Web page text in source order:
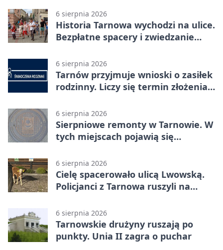
6 sierpnia 2026
Historia Tarnowa wychodzi na ulice.
Bezpłatne spacery i zwiedzanie
6 sierpnia 2026
Tarnów przyjmuje wnioski o zasiłek
rodzinny. Liczy się termin złożenia
6 sierpnia 2026
Sierpniowe remonty w Tarnowie. W
tych miejscach pojawią się
6 sierpnia 2026
Cielę spacerowało ulicą Lwowską.
Policjanci z Tarnowa ruszyli na
6 sierpnia 2026
Tarnowskie drużyny ruszają po
punkty. Unia II zagra o puchar